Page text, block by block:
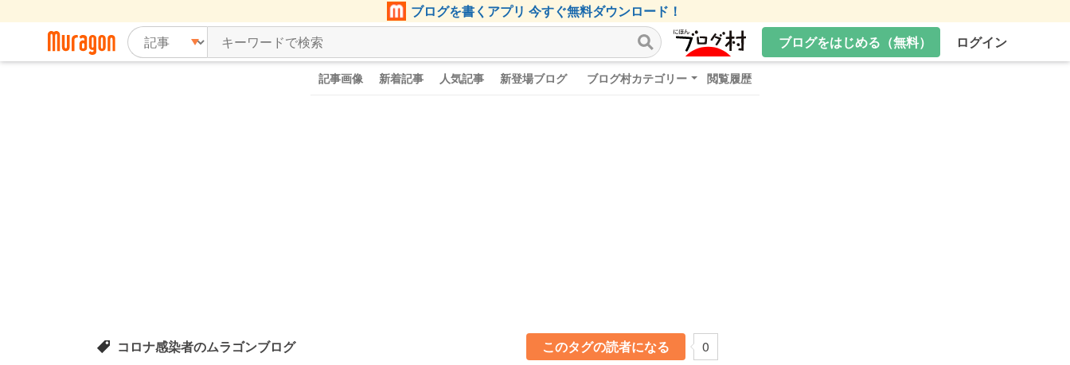
ブログを書くアプリ 今すぐ無料ダウンロード！
ブログをはじめる（無料）
ログイン
記事画像 新着記事 人気記事 新登場ブログ ブログ村カテゴリー 閲覧履歴
コロナ感染者のムラゴンブログ このタグの読者になる 0